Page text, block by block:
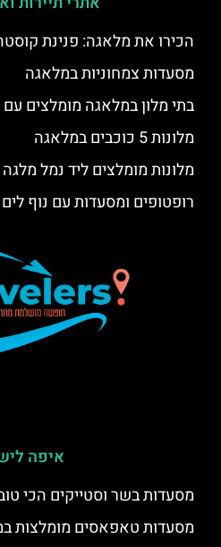
הכירו את מלאגה: פנינת
מסעדות צמחוניות במלאגה
בתי מלון במלאגה מומלצים עם
מלונות 5 כוכבים במלאגה
מלונות מומלצים ליד נמל מלגה
רופטופים ומסעדות עם נוף
איפה
מסעדות בשר וסטייקים הכי
מסעדות טאפאסים מומלצות